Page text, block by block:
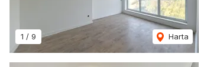
1 / 9 Harta